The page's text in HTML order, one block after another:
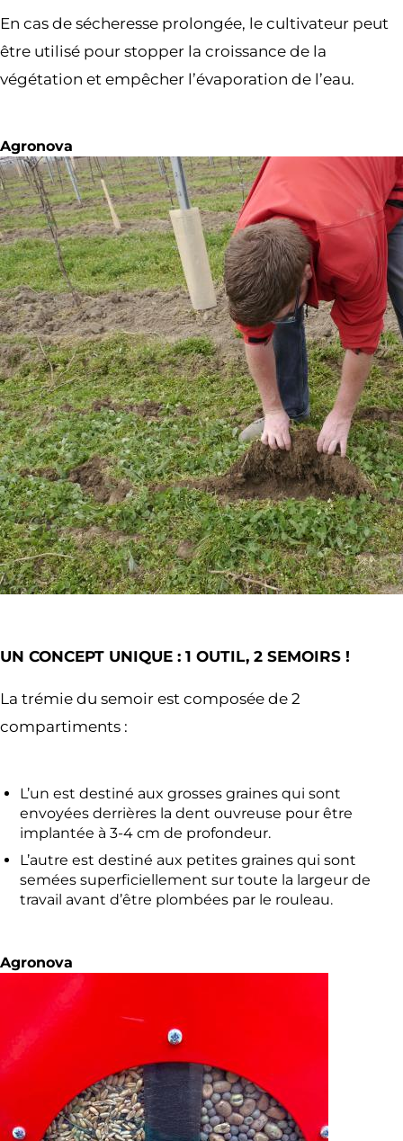
En cas de sécheresse prolongée, le cultivateur peut
être utilisé pour stopper la croissance de la
végétation et empêcher l’évaporation de l’eau.
Agronova
UN CONCEPT UNIQUE : 1 OUTIL, 2 SEMOIRS !
La trémie du semoir est composée de 2
compartiments :
L’un est destiné aux grosses graines qui sont
envoyées derrières la dent ouvreuse pour être
implantée à 3-4 cm de profondeur.
L’autre est destiné aux petites graines qui sont
semées superficiellement sur toute la largeur de
travail avant d’être plombées par le rouleau.
Agronova